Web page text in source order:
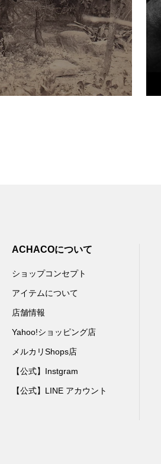
ACHACOについて
ショップコンセプト
アイテムについて
店舗情報
Yahoo!ショッピング店
メルカリShops店
【公式】Instgram
【公式】LINE アカウント